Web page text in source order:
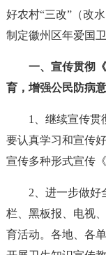
好农村“三改”（改
制定徽州区年爱国
一、宣传贯彻
育，增强公民防病
1、继续宣传贯
要认真学习和宣传
宣传多种形式宣传
2、进一步做好
栏、黑板报、电视
育活动。各地、各